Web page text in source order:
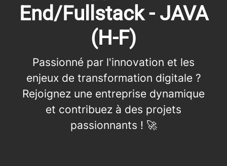
End/Fullstack - JAVA
(H-F)
Passionné par l'innovation et les
enjeux de transformation digitale ?
Rejoignez une entreprise dynamique
et contribuez à des projets
passionnants ! 🚀